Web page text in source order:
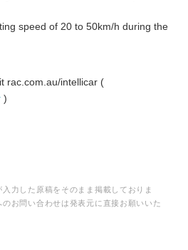
speed of 20 to 50km/h during the
rac.com.au/intellicar (
)
力した原稿をそのまま掲載しておりま
お問い合わせは発表元に直接お願いいた